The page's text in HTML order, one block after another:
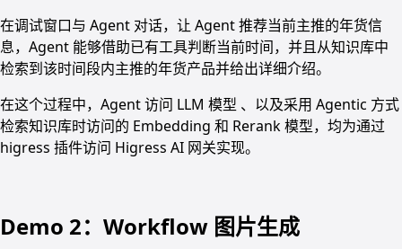
在调试窗口与 Agent 对话，让 Agent 推荐当前主推的年货信
息，Agent 能够借助已有工具判断当前时间，并且从知识库中
检索到该时间段内主推的年货产品并给出详细介绍。
在这个过程中，Agent 访问 LLM 模型 、以及采用 Agentic 方式
检索知识库时访问的 Embedding 和 Rerank 模型，均为通过
higress 插件访问 Higress AI 网关实现。
Demo 2：Workflow 图片生成